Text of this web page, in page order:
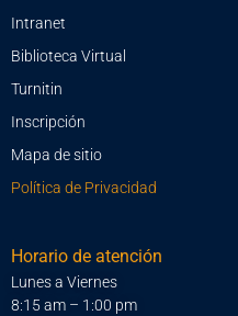
Intranet
Biblioteca Virtual
Turnitin
Inscripción
Mapa de sitio
Política de Privacidad
Horario de atención
Lunes a Viernes
8:15 am – 1:00 pm